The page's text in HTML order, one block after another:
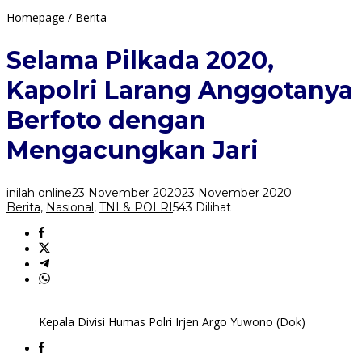
Homepage / Berita
2020,
Kapolri
Larang
Anggotanya
Berfoto
dengan
Mengacungkan
Jari
Selama Pilkada 2020,
Kapolri Larang Anggotanya
Berfoto dengan
Mengacungkan Jari
inilah online23 November 202023 November 2020
Berita, Nasional, TNI & POLRI543 Dilihat
Kepala Divisi Humas Polri Irjen Argo Yuwono (Dok)